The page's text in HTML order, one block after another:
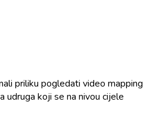
priliku pogledati video mapping
udruga koji se na nivou cijele